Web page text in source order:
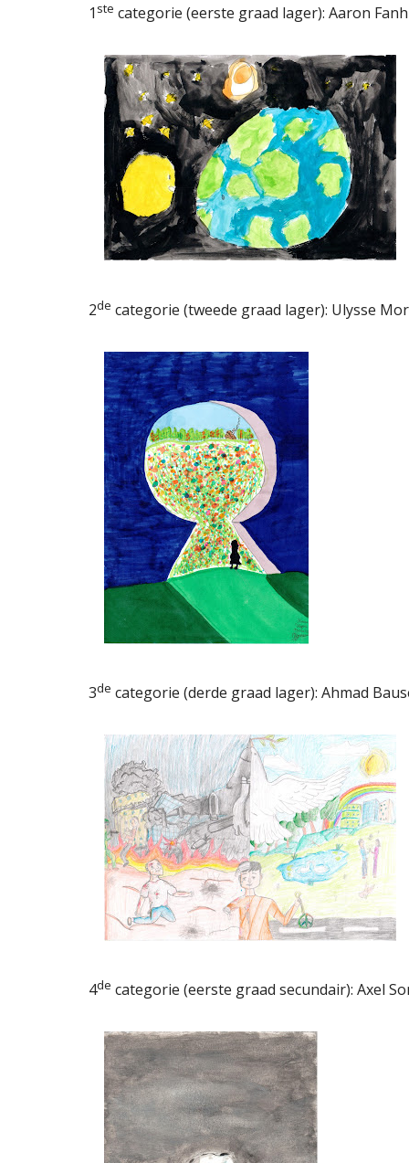
1 ste categorie (eerste graad lager): Aaron
2de categorie (tweede graad lager): Ulysse
3de categorie (derde graad lager): Ahmad
4de categorie (eerste graad secundair): Axel